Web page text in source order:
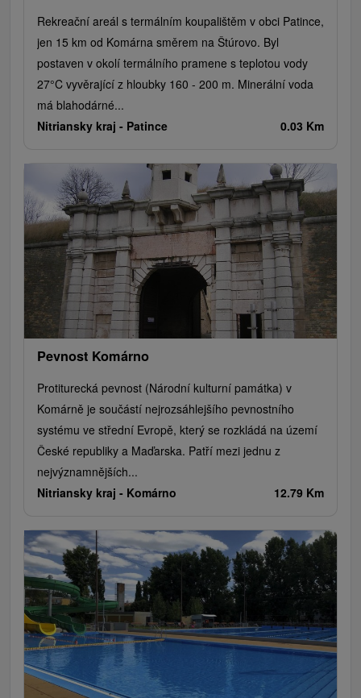
Rekreační areál s termálním koupalištěm v obci Patince,
jen 15 km od Komárna směrem na Štúrovo. Byl
postaven v okolí termálního pramene s teplotou vody
27°C vyvěrající z hloubky 160 - 200 m. Minerální voda
má blahodárné...
Nitriansky kraj - Patince 0.03 Km
Pevnost Komárno
Protiturecká pevnost (Národní kulturní památka) v
Komárně je součástí nejrozsáhlejšího pevnostního
systému ve střední Evropě, který se rozkládá na území
České republiky a Maďarska. Patří mezi jednu z
nejvýznamnějších...
Nitriansky kraj - Komárno 12.79 Km